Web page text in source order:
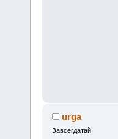
urga
Завсегдатай